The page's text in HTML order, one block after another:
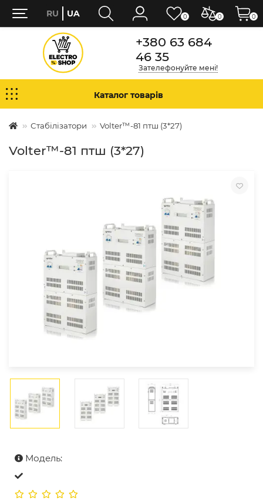
+380 63 684
46 35
Зателефонуйте мені!
Каталог товарів
Стабілізатори Volter™-81 птш (3*27)
Volter™-81 птш (3*27)
Модель:
0 0
RU UA 0